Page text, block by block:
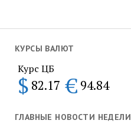
КУРСЫ ВАЛЮТ
Курс ЦБ
$ 82.17 € 94.84
ГЛАВНЫЕ НОВОСТИ НЕДЕЛИ